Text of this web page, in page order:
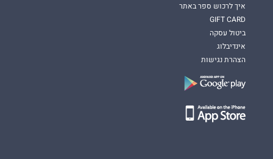
איך לרכוש ספר באתר
GIFT CARD
ביטול עסקה
אינדיבלוג
הצהרת נגישות